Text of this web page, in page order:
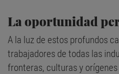
La oportunidad
A la luz de estos profundos
trabajadores de todas las
fronteras, culturas y